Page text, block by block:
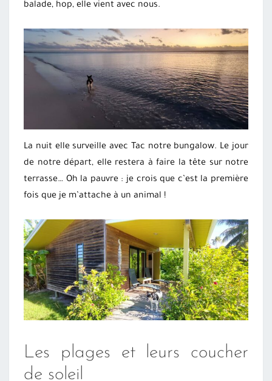
balade, hop, elle vient avec nous.
La nuit elle surveille avec Tac notre bungalow. Le jour
de notre départ, elle restera à faire la tête sur notre
terrasse… Oh la pauvre : je crois que c’est la première
fois que je m’attache à un animal !
Les plages et leurs coucher
de soleil